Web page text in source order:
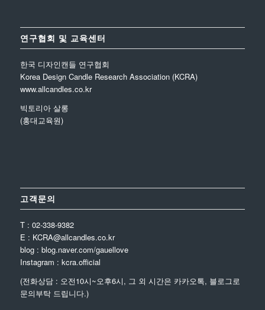
연구협회 및 교육센터
한국 디자인캔들 연구협회
Korea Design Candle Research Association (KCRA)
www.allcandles.co.kr
빅토리아 살롱
(홍대교육원)
고객문의
T : 02-338-9382
E : KCRA@allcandles.co.kr
blog : blog.naver.com/gauellove
Instagram : kcra.official
(전화상담 : 오전10시~오후6시, 그 외 시간은 카카오톡, 블로그로
문의부탁 드립니다.)